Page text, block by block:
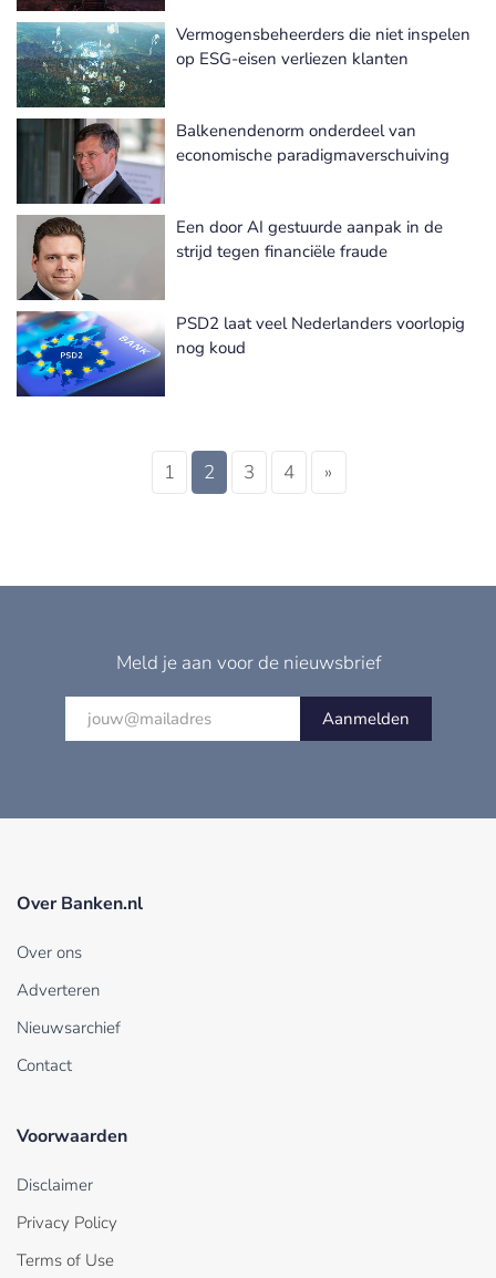
Vermogensbeheerders die niet inspelen
op ESG-eisen verliezen klanten
Balkenendenorm onderdeel van
economische paradigmaverschuiving
Een door AI gestuurde aanpak in de
strijd tegen financiële fraude
PSD2 laat veel Nederlanders voorlopig
nog koud
1 2 3 4 »
Meld je aan voor de nieuwsbrief
Aanmelden
Over Banken.nl
Over ons
Adverteren
Nieuwsarchief
Contact
Voorwaarden
Disclaimer
Privacy Policy
Terms of Use